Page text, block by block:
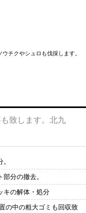
シュロも伐採します。
致します。北九
分の撤去。
キの解体・処分
中の粗大ゴミも回収致